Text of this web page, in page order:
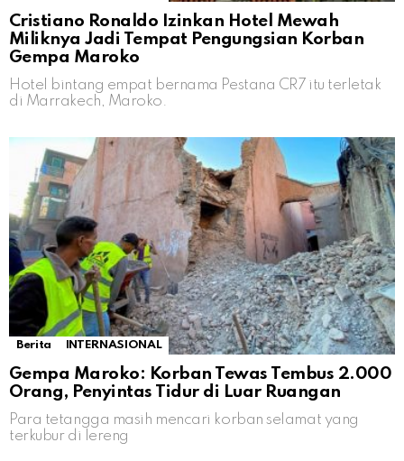
Cristiano Ronaldo Izinkan Hotel Mewah
Miliknya Jadi Tempat Pengungsian Korban
Gempa Maroko
Hotel bintang empat bernama Pestana CR7 itu terletak
di Marrakech, Maroko.
Berita INTERNASIONAL
Gempa Maroko: Korban Tewas Tembus 2.000
Orang, Penyintas Tidur di Luar Ruangan
Para tetangga masih mencari korban selamat yang
terkubur di lereng